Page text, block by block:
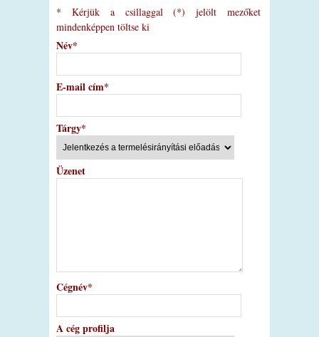
*
Kérjük a csillaggal (*) jelölt mezőket
mindenképpen töltse ki
Név*
E-mail cím*
Tárgy*
Üzenet
Cégnév*
A cég profilja